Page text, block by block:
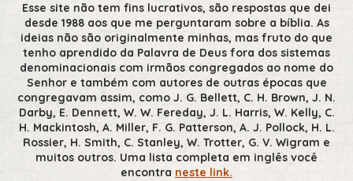
Esse site não tem fins lucrativos, são respostas que dei
desde 1988 aos que me perguntaram sobre a bíblia. As
ideias não são originalmente minhas, mas fruto do que
tenho aprendido da Palavra de Deus fora dos sistemas
denominacionais com irmãos congregados ao nome do
Senhor e também com autores de outras épocas que
congregavam assim, como J. G. Bellett, C. H. Brown, J. N.
Darby, E. Dennett, W. W. Fereday, J. L. Harris, W. Kelly, C.
H. Mackintosh, A. Miller, F. G. Patterson, A. J. Pollock, H. L.
Rossier, H. Smith, C. Stanley, W. Trotter, G. V. Wigram e
muitos outros. Uma lista completa em inglês você
encontra neste link.